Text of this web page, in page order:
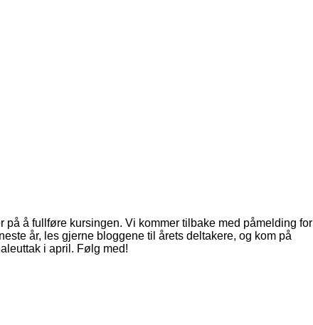
å fullføre kursingen. Vi kommer tilbake med påmelding for
år, les gjerne bloggene til årets deltakere, og kom på
i april. Følg med!